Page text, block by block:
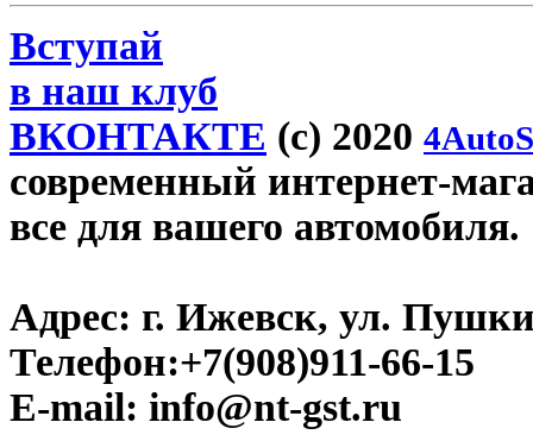
Вступай
в наш клуб
ВКОНТАКТЕ (c) 2020
современный интернет-
все для вашего автомобиля.
Адрес: г. Ижевск, ул.
Телефон:+7(908)911-66-15
E-mail: info@nt-gst.ru